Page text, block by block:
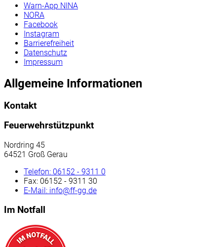
Warn-App NINA
NORA
Facebook
Instagram
Barrierefreiheit
Datenschutz
Impressum
Allgemeine Informationen
Kontakt
Feuerwehrstützpunkt
Nordring 45
64521 Groß Gerau
Telefon: 06152 - 9311 0
Fax: 06152 - 9311 30
E-Mail: info@ff-gg.de
Im Notfall